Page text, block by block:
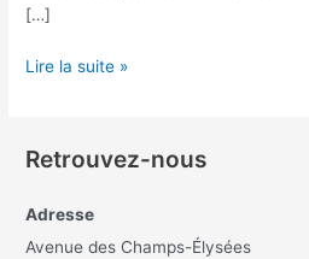
[…]
Lire la suite »
Retrouvez-nous
Adresse
Avenue des Champs-Élysées